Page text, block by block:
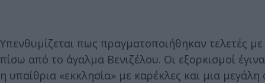
Υπενθυμίζεται πως πραγματοποιήθηκαν τελετές
πίσω από το άγαλμα Βενιζέλου. Οι εξορκισμοί
η υπαίθρια «εκκλησία» με καρέκλες και μια